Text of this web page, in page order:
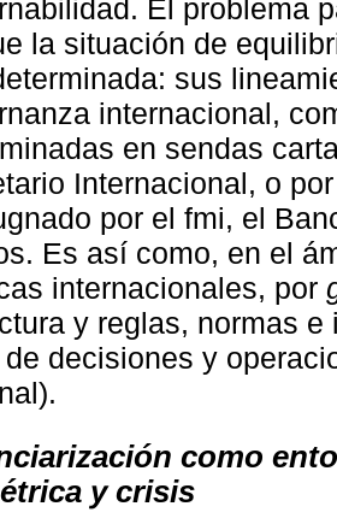
El problema
la situación de
sus
internacional,
en sendas
Internacional, o
por el fmi, el
Es así como, en el
internacionales, por
y reglas, normas
decisiones y
como
y crisis